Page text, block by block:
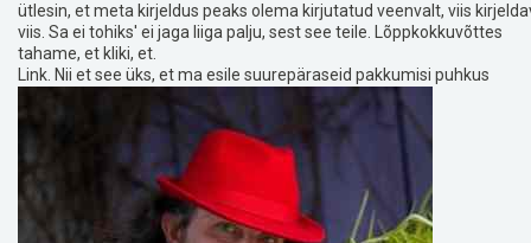
ütlesin, et meta kirjeldus peaks olema kirjutatud veenvalt, viis
viis. Sa ei tohiks' ei jaga liiga palju, sest see teile. Lõppkokkuvõttes
tahame, et kliki, et.
Link. Nii et see üks, et ma esile suurepäraseid pakkumisi puhkus
Egiptusesse, sealhulgas viimase hetke, kõik hinnas ja 20 21. 22, 22,
puhkuse broneerida. Nüüd madala deposiidiga vaid 30 perm naela
inimese kohta. Nii et palju suurepärast teavet siin on meil. Seal on
viimase hetke, seal on all-inclusive. Me teame, et nad on.
Meie praegune jooksva aasta ja aasta. Pärast jooksvat aastat on
ka siin, tagatisraha on ainult 30 naela inimese kohta. Nii et kui ma
klõpsan siin ja ma lähen sellele lehele, siis ma tean, et kui ma'm otsin